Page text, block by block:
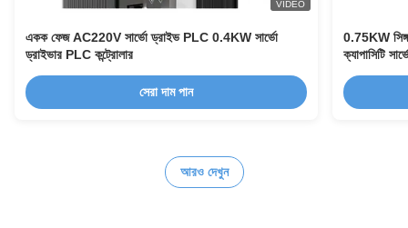
VIDEO
একক ফেজ AC220V সার্ভো ড্রাইভ PLC 0.4KW সার্ভো
ড্রাইভার PLC কন্ট্রোলার
সেরা দাম পান
0.75KW
ক্যাপাসিটি
আরও দেখুন